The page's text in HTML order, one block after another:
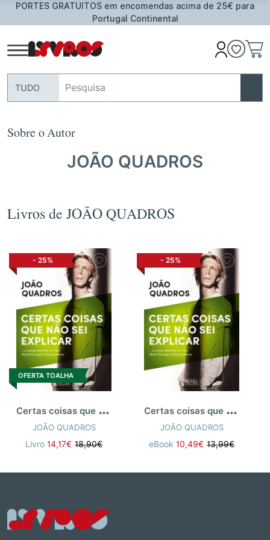
PORTES GRATUITOS em encomendas acima de 25€ para
Portugal Continental
TUDO
Sobre o Autor
JOÃO QUADROS
Livros de JOÃO QUADROS
- 25%
OFERTA TOALHA
C
ertas coisas que não sei explicar
JOÃO QUADROS
Livro 14,17€ 18,90€
- 25%
C
ertas coisas que não sei explicar
JOÃO QUADROS
eBook 10,49€ 13,99€